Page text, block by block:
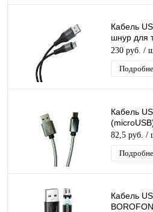
Кабель
шнур для
1м
230 руб. /
Кабель
82,5 руб. /
Кабель